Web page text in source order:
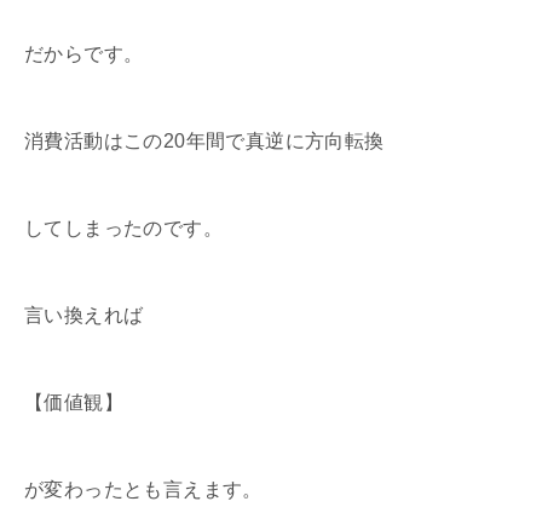
だからです。
消費活動はこの20年間で真逆に方向転換
してしまったのです。
言い換えれば
【価値観】
が変わったとも言えます。